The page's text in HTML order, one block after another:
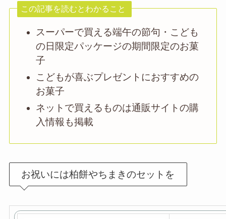
この記事を読むとわかること
スーパーで買える端午の節句・こども
の日限定パッケージの期間限定のお菓
子
こどもが喜ぶプレゼントにおすすめの
お菓子
ネットで買えるものは通販サイトの購
入情報も掲載
お祝いには柏餅やちまきのセットを